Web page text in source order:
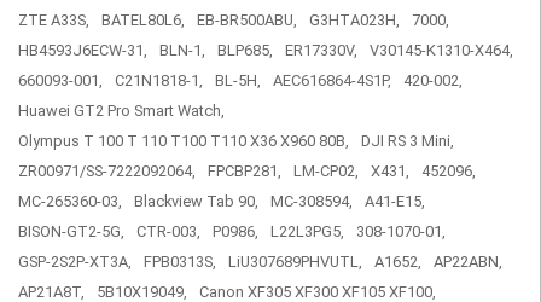
ZTE A33S,
BATEL80L6, EB-BR500ABU, G3HTA023H,
7000,
HB4593J6ECW-31,
BLN-1, BLP685, ER17330V,
V30145-K1310-X464,
660093-001,
C21N1818-1, BL-5H, AEC616864-4S1P,
420-002,
Huawei GT2 Pro Smart Watch,
Olympus T 100 T 110 T100 T110 X36 X960 80B,
DJI RS 3 Mini,
ZR00971/SS-7222092064,
FPCBP281, LM-CP02, X431,
452096,
MC-265360-03,
Blackview Tab 90, MC-308594,
A41-E15,
BISON-GT2-5G,
CTR-003, P0986, L22L3PG5,
308-1070-01,
GSP-2S2P-XT3A,
FPB0313S, LiU307689PHVUTL, A1652,
AP22ABN,
AP21A8T,
5B10X19049,
Canon XF305 XF300 XF105 XF100,